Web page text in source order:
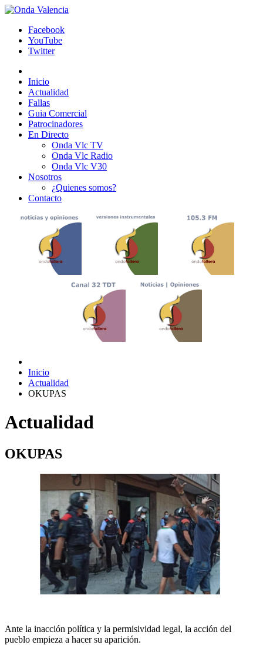
Facebook
YouTube
Twitter
Inicio
Actualidad
Fallas
Guia Comercial
Patrocinadores
En Directo
Onda Vlc TV
Onda Vlc Radio
Onda Vlc V30
Nosotros
¿Quienes somos?
Contacto
Inicio
Actualidad
OKUPAS
Actualidad
OKUPAS
Ante la inacción política y la permisividad legal, la acción del
pueblo empieza a hacer su aparición.